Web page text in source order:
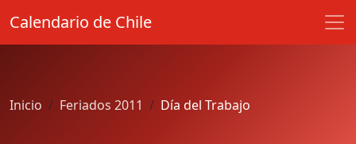
Calendario de Chile
Inicio Feriados 2011 Día del Trabajo